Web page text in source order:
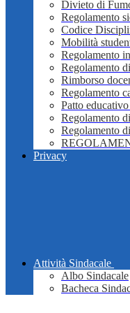
Divieto di
Regolamento
Codice
Mobilità
Regolamento
Regolamento
Rimborso
Regolamento
Patto
Regolamento
Regolamento
Privacy
Attività Sindacale
Albo Sindacale
Bacheca